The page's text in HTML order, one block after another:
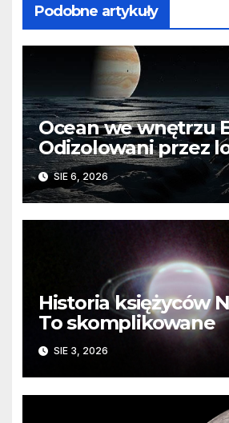
Podobne artykuły
Ocean we wnętrzu
Odizolowani przez
barierę
SIE 6, 2026
Historia księżyców
To skomplikowane
SIE 3, 2026